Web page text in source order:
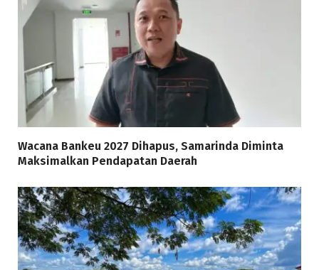
Wacana Bankeu 2027 Dihapus, Samarinda Diminta
Maksimalkan Pendapatan Daerah